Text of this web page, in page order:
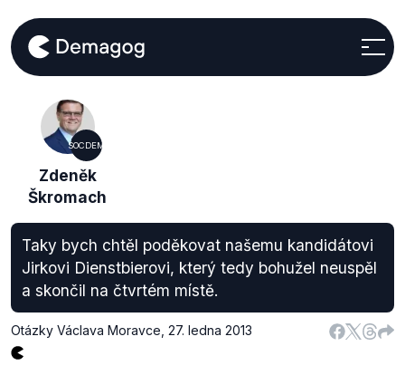
SOCDEM
Zdeněk
Škromach
Taky bych chtěl poděkovat našemu kandidátovi
Jirkovi Dienstbierovi, který tedy bohužel neuspěl
a skončil na čtvrtém místě.
Otázky Václava Moravce 27. ledna 2013